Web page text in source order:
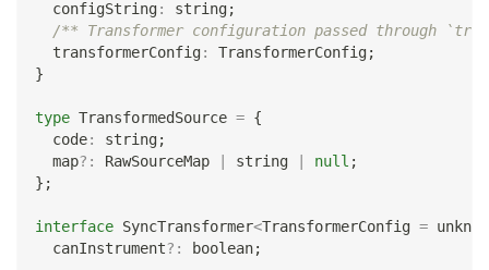
  configString
: string;
/** Transformer configuration passed through
  transformerConfig
: TransformerConfig;
}
type TransformedSource = {
  code
: string;
  map
? : RawSourceMap string null ;
} ;
interface SyncTransformer<TransformerConfig =
  canInstrument
? : boolean;